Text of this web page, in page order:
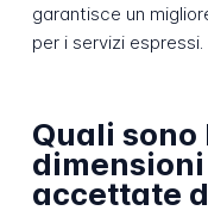
garantisce un
per i servizi espressi.
Quali
accettate